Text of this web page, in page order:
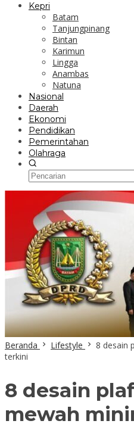
Kepri
Batam
Tanjungpinang
Bintan
Karimun
Lingga
Anambas
Natuna
Nasional
Daerah
Ekonomi
Pendidikan
Pemerintahan
Olahraga
Beranda Lifestyle
8 desain
terkini
8 desain
mewah